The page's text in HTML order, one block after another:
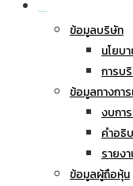
ข้อมูลบริษัท
นโยบ
การบ
ข้อมูลทางการ
งบกา
คำอธิ
รายง
ข้อมูลผู้ถือหุ้น